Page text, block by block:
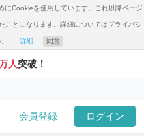
にCookieを使用しています。これ以降ページ
ことになります。詳細についてはプライバシ
詳細 同意
人突破！
会員登録 ログイン